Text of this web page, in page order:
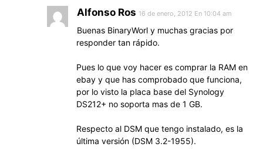
Alfonso Ros 16 de enero, 2012 En 10:04 am
Buenas BinaryWorl y muchas gracias por
responder tan rápido.
Pues lo que voy hacer es comprar la RAM en
ebay y que has comprobado que funciona,
por lo visto la placa base del Synology
DS212+ no soporta mas de 1 GB.
Respecto al DSM que tengo instalado, es la
última versión (DSM 3.2-1955).